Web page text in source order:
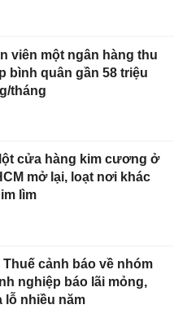
viên một ngân hàng thu
bình quân gần 58 triệu
tháng
cửa hàng kim cương ở
mở lại, loạt nơi khác
lìm
Thuế cảnh báo về nhóm
nghiệp báo lãi mỏng,
lỗ nhiều năm